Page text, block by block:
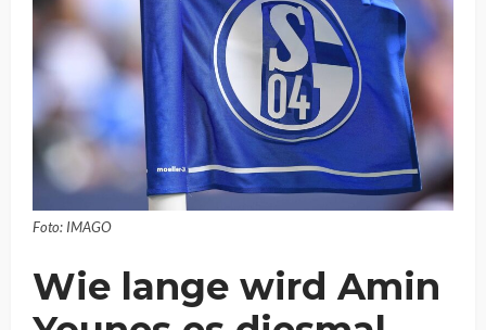
Foto: IMAGO
Wie lange wird Amin